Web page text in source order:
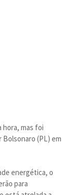
hora, mas foi
(PL) em
energética, o
para